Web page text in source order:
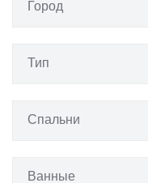
Город
Тип
Спальни
Ванные